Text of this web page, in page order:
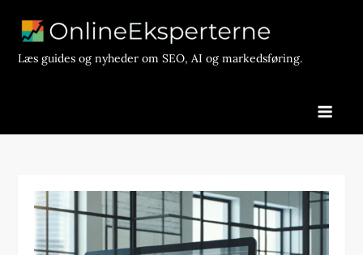
contentLæs guides og nyheder om SEO, AI og markedsføring.